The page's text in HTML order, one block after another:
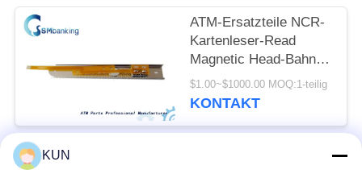
ATM-Ersatzteile NCR-
Kartenleser-Read
Magnetic Head-Bahn 2
SBW191701 998-
0235657
$1.00~$1000.00 MOQ:1-teilig
KONTAKT
KUN